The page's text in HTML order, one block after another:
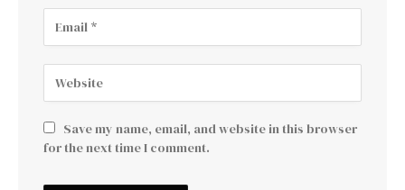
Save my name, email, and website in this browser
for the next time I comment.